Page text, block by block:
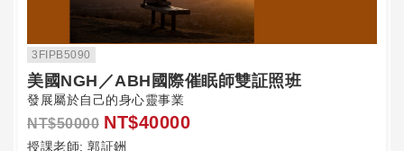
3FIPB5090
美國NGH／ABH國際催眠師雙証照班
發展屬於自己的身心靈事業
NT$50000 NT$40000
授課老師: 郭証銂